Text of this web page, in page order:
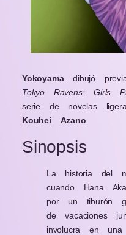
Yokoyamadibujó
Tokyo Ravens: Girls
serie de novelas
Kouhei
Azano
Sinopsis
La historia del
cuando Hana
por un tiburón
de vacaciones
involucra en